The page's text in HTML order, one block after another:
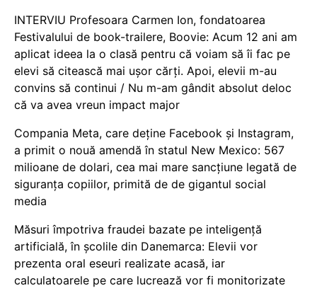
INTERVIU Profesoara Carmen Ion, fondatoarea
Festivalului de book-trailere, Boovie: Acum 12 ani am
aplicat ideea la o clasă pentru că voiam să îi fac pe
elevi să citească mai ușor cărți. Apoi, elevii m-au
convins să continui / Nu m-am gândit absolut deloc
că va avea vreun impact major
Compania Meta, care deține Facebook și Instagram,
a primit o nouă amendă în statul New Mexico: 567
milioane de dolari, cea mai mare sancțiune legată de
siguranța copiilor, primită de de gigantul social
media
Măsuri împotriva fraudei bazate pe inteligență
artificială, în școlile din Danemarca: Elevii vor
prezenta oral eseuri realizate acasă, iar
calculatoarele pe care lucrează vor fi monitorizate